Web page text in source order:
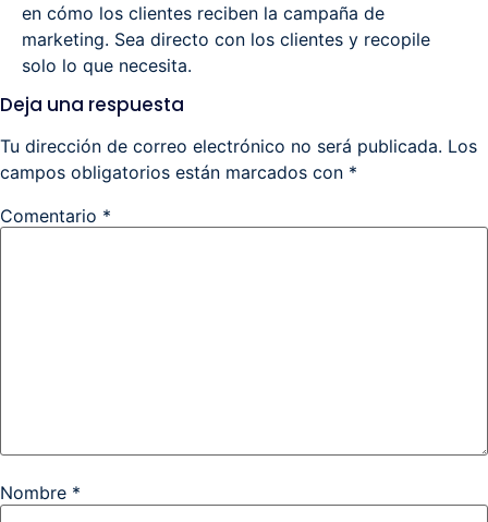
en cómo los clientes reciben la campaña de
marketing. Sea directo con los clientes y recopile
solo lo que necesita.
Deja una respuesta
Tu dirección de correo electrónico no será publicada. Los
campos obligatorios están marcados con *
Comentario *
Nombre *